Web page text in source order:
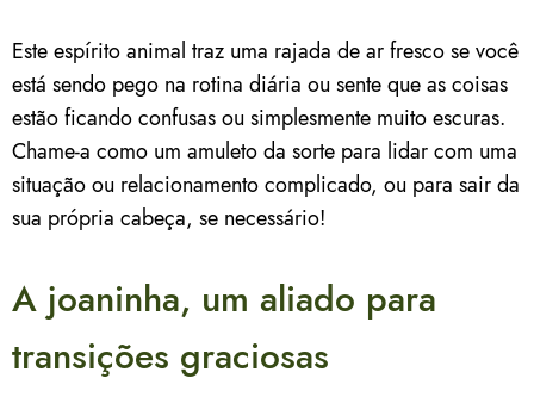
Este espírito animal traz uma rajada de ar fresco se você
está sendo pego na rotina diária ou sente que as coisas
estão ficando confusas ou simplesmente muito escuras.
Chame-a como um amuleto da sorte para lidar com uma
situação ou relacionamento complicado, ou para sair da
sua própria cabeça, se necessário!
A joaninha, um aliado para
transições graciosas